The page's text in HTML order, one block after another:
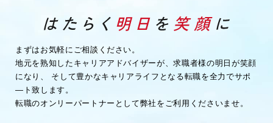
まずはお気軽にご相談ください。
地元を熟知したキャリアアドバイザーが、求職者様の明日が笑顔
になり、
そして豊かなキャリアライフとなる転職を全力でサポ
―ト致します。
転職のオンリーパートナーとして弊社をご利用くださいませ。